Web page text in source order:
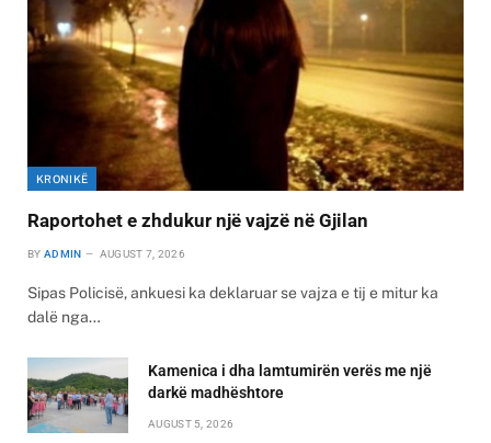
KRONIKË
Raportohet e zhdukur një vajzë në Gjilan
BY ADMIN AUGUST 7, 2026
Sipas Policisë, ankuesi ka deklaruar se vajza e tij e mitur ka
dalë nga…
Kamenica i dha lamtumirën verës me një
darkë madhështore
AUGUST 5, 2026